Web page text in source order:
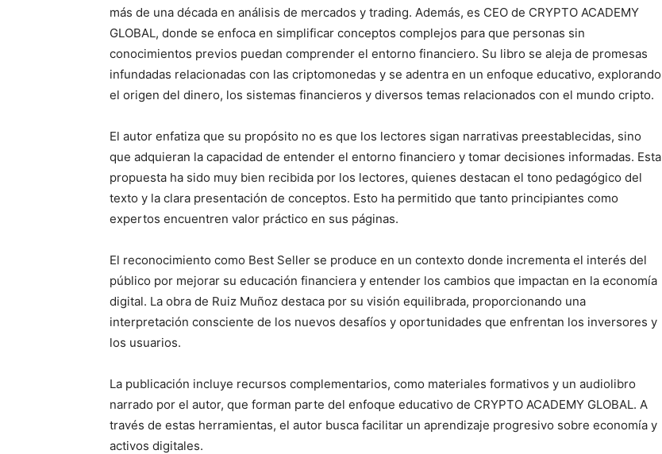
más de una década en análisis de mercados y trading. Además, es CEO de CRYPTO ACADEMY
GLOBAL, donde se enfoca en simplificar conceptos complejos para que personas sin
conocimientos previos puedan comprender el entorno financiero. Su libro se aleja de promesas
infundadas relacionadas con las criptomonedas y se adentra en un enfoque educativo, explorando
el origen del dinero, los sistemas financieros y diversos temas relacionados con el mundo cripto.
El autor enfatiza que su propósito no es que los lectores sigan narrativas preestablecidas, sino
que adquieran la capacidad de entender el entorno financiero y tomar decisiones informadas. Esta
propuesta ha sido muy bien recibida por los lectores, quienes destacan el tono pedagógico del
texto y la clara presentación de conceptos. Esto ha permitido que tanto principiantes como
expertos encuentren valor práctico en sus páginas.
El reconocimiento como Best Seller se produce en un contexto donde incrementa el interés del
público por mejorar su educación financiera y entender los cambios que impactan en la economía
digital. La obra de Ruiz Muñoz destaca por su visión equilibrada, proporcionando una
interpretación consciente de los nuevos desafíos y oportunidades que enfrentan los inversores y
los usuarios.
La publicación incluye recursos complementarios, como materiales formativos y un audiolibro
narrado por el autor, que forman parte del enfoque educativo de CRYPTO ACADEMY GLOBAL. A
través de estas herramientas, el autor busca facilitar un aprendizaje progresivo sobre economía y
activos digitales.